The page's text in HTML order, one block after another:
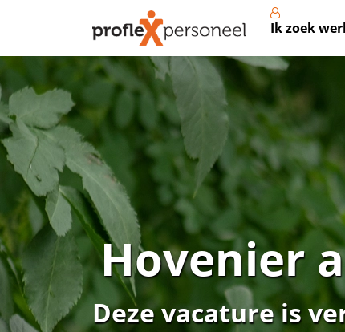
Ik zoek
Hovenier
Deze vacature is